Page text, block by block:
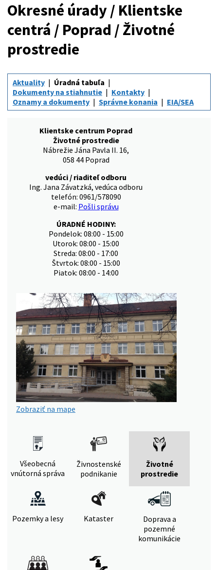
Okresné úrady / Klientske
centrá / Poprad / Životné
prostredie
Aktuality
Úradná tabuľa
Dokumenty na stiahnutie
Kontakty
Oznamy a dokumenty
Správne konania EIA/SEA
Klientske centrum Poprad
Životné prostredie
Nábrežie Jána Pavla II. 16,
058 44 Poprad
vedúci / riaditeľ odboru
Ing. Jana Závatzká, vedúca odboru
telefón: 0961/578090
e-mail: Pošli správu
ÚRADNÉ HODINY:
Pondelok: 08:00 - 15:00
Utorok: 08:00 - 15:00
Streda: 08:00 - 17:00
Štvrtok: 08:00 - 15:00
Piatok: 08:00 - 14:00
Zobraziť na mape
Všeobecná
vnútorná správa
Živnostenské
podnikanie
Životné
prostredie
Pozemky a lesy Kataster
Doprava a
pozemné
komunikácie